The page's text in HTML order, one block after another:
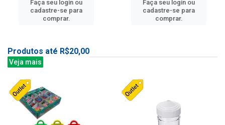
Faça seu login ou
cadastre-se para
comprar.
Faça seu login ou
cadastre-se para
comprar.
Produtos até R$20,00
Veja mais